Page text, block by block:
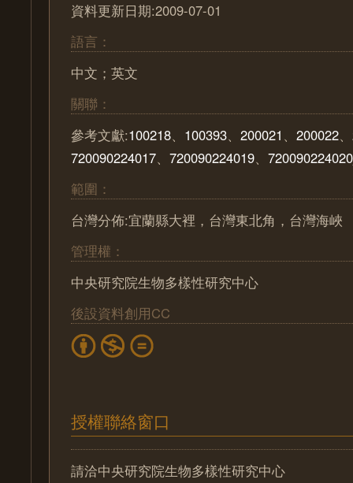
資料更新日期:2009-07-01
語言：
中文；英文
關聯：
參考文獻:100218、 100393、200021 、200022、
720090224017、720090224019、
範圍：
台灣分佈:宜蘭縣大裡，台灣東北角，台灣海峽
管理權：
中央研究院生物多樣性研究中心
後設資料創用CC
授權聯絡窗口
請洽中央研究院生物多樣性研究中心